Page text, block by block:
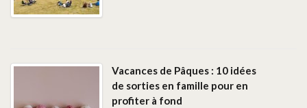
Vacances de Pâques : 10 idées
de sorties en famille pour en
profiter à fond